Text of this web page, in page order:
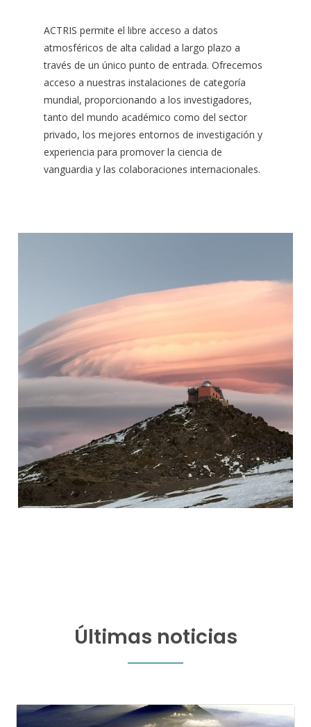
ACTRIS permite el libre acceso a datos
atmosféricos de alta calidad a largo plazo a
través de un único punto de entrada. Ofrecemos
acceso a nuestras instalaciones de categoría
mundial, proporcionando a los investigadores,
tanto del mundo académico como del sector
privado, los mejores entornos de investigación y
experiencia para promover la ciencia de
vanguardia y las colaboraciones internacionales.
Últimas noticias